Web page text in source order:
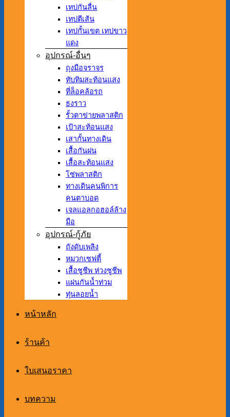
เทปกันลื่น
เทปตีเส้น
เทปกั้นเขต เทปขาว
แดง
อุปกรณ์-อื่นๆ
ถุงมือจราจร
ทับทิมสะท้อนแสง
ที่ล็อคล้อรถ
ธงราว
รั้วตาข่ายพลาสติก
เป้าสะท้อนแสง
เสากั้นทางเดิน
เสื้อกันฝน
เสื้อสะท้อนแสง
โซ่พลาสติก
ทางเดินคนพิการ
คนตาบอด
เจลแอลกอฮอล์ล้าง
มือ
อุปกรณ์-กู้ภัย
ถังดับเพลิง
หมวกเซฟตี้
เสื้อชูชีพ ห่วงชูชีพ
แผ่นกันน้ำท่วม
ทุ่นลอยน้ำ
หน้าหลัก
ร้านค้า
ใบเสนอราคา
บทความ